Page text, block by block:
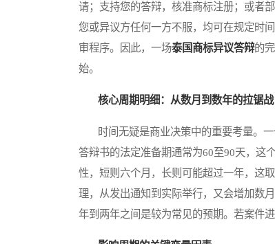
请；支持您的答辩，核准商标注册；或者
您或异议方任何一方不服，均可在规定时
审程序。因此，一场泰国商标异议答辩的
始。
核心周期明细：从数月到数年的拉锯战
时间无疑是商业决策中的重要考量。一
答辩书的法定准备期通常为60至90天，这
性，短则六个月，长则可能超过一年，这
理，从发出通知到实际举行，又会增加数
年到两年之间是较为常见的预期。若案件